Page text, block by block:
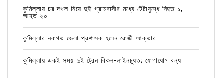
কুমিল্লায় চর দখল নিয়ে দুই গ্রামবাসীর মধ্যে টেটাযুদ্ধে নিহত ১,
আহত ২০
কুমিল্লার নবাগত জেলা প্রশাসক হলেন রোজী আক্তার
কুমিল্লায় একই সময় দুই ট্রেন বিকল-লাইনচ্যুত; যোগাযোগ বন্ধ